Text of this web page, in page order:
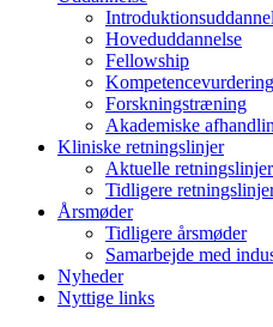
Hoveduddannelse
Fellowship
Kompetencevurdering
Forskningstræning
Akademiske
Kliniske retningslinjer
Aktuelle retningslinjer
Tidligere
Årsmøder
Tidligere årsmøder
Samarbejde med
Nyheder
Nyttige links